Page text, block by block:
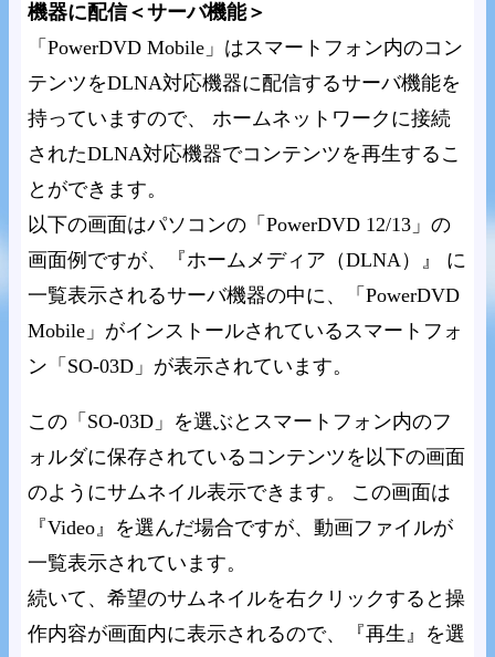
機器に配信＜サーバ機能＞
「PowerDVD Mobile」はスマートフォン内のコン
テンツをDLNA対応機器に配信するサーバ機能を
持っていますので、 ホームネットワークに接続
されたDLNA対応機器でコンテンツを再生するこ
とができます。
以下の画面はパソコンの「PowerDVD 12/13」の
画面例ですが、『ホームメディア（DLNA）』 に
一覧表示されるサーバ機器の中に、「PowerDVD
Mobile」がインストールされているスマートフォ
ン「SO-03D」が表示されています。
この「SO-03D」を選ぶとスマートフォン内のフ
ォルダに保存されているコンテンツを以下の画面
のようにサムネイル表示できます。 この画面は
『Video』を選んだ場合ですが、動画ファイルが
一覧表示されています。
続いて、希望のサムネイルを右クリックすると操
作内容が画面内に表示されるので、『再生』を選